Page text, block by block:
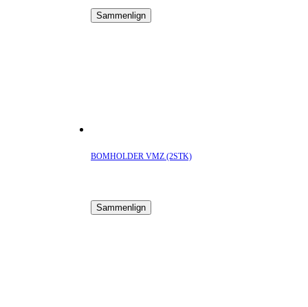
Sammenlign
BOMHOLDER VMZ (2STK)
Sammenlign